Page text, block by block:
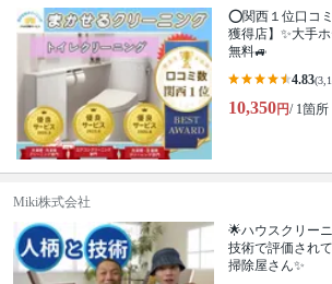
⭕関西１位口コ
獲得店】✨大手
無料🚙
4.83
10,350円/ 1箇所
Miki株式会社
🌟ハウスクリー
技術で評価され
掃除屋さん✨